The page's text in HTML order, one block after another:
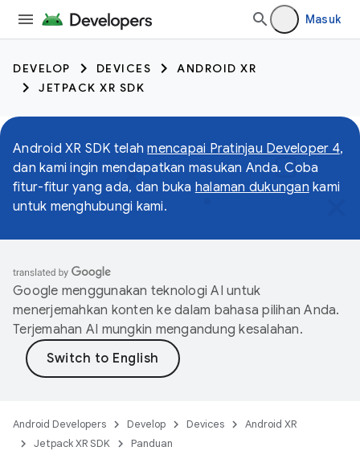
Masuk
DEVELOP DEVICES
ANDROID XR
JETPACK XR SDK
Android XR SDK telahmencapai Pratinjau Developer 4,
dan kami ingin mendapatkan masukan Anda. Coba
fitur-fitur yang ada, dan buka halaman dukungan kami
untuk menghubungi kami.
Google menggunakan teknologi AI untuk
menerjemahkan konten ke dalam bahasa pilihan Anda.
Terjemahan AI mungkin mengandung kesalahan.
Android Developers Develop Devices
Android XR
Jetpack XR SDK
Panduan